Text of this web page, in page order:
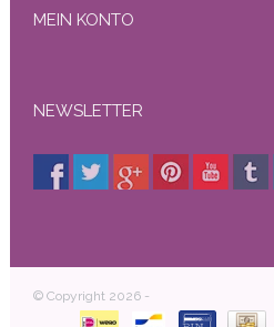
MEIN KONTO
NEWSLETTER
© Copyright 2026 -